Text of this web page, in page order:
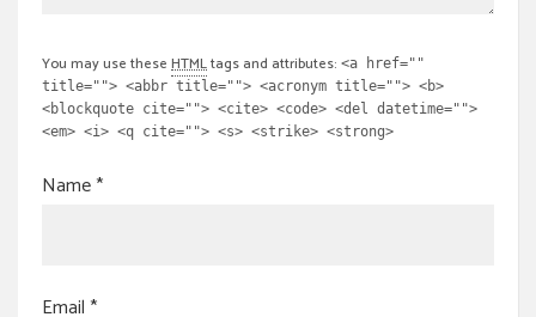
You may use these HTMLtags and attributes: <a href=""
title=""> <abbr title=""> <acronym title=""> <b>
<blockquote cite=""> <cite> <code> <del datetime="">
<em> <i> <q cite=""> <s> <strike> <strong>
Name*
Email*